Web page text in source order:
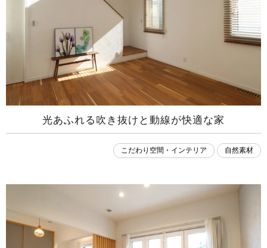
光あふれる吹き抜けと動線が快適な家
こだわり空間・インテリア 自然素材